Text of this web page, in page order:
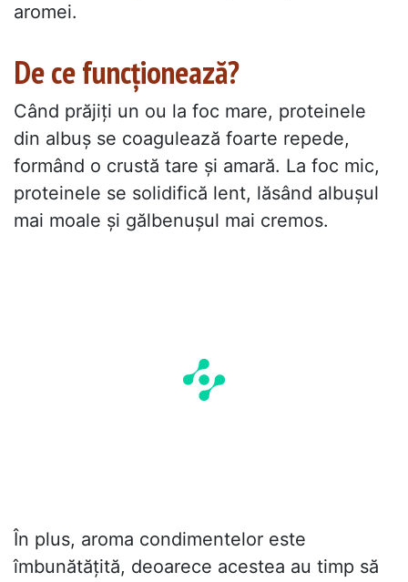
aromei.
De ce funcționează?
Când prăjiți un ou la foc mare, proteinele
din albuș se coagulează foarte repede,
formând o crustă tare și amară. La foc mic,
proteinele se solidifică lent, lăsând albușul
mai moale și gălbenușul mai cremos.
În plus, aroma condimentelor este
îmbunătățită, deoarece acestea au timp să